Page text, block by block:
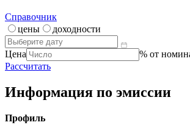
Справочник
цены
доходности
Цена
% от
Рассчитать
Информация по эмиссии
Профиль